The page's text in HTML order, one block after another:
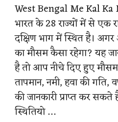
West Bengal Me Kal Ka
भारत के 28 राज्यों में से एक
दक्षिण भाग में स्थित है।
का मौसम कैसा रहेगा? यह
है तो आप नीचे दिए हुए
तापमान, नमी, हवा की गति,
की जानकारी प्राप्त कर सकते
स्थितियो …